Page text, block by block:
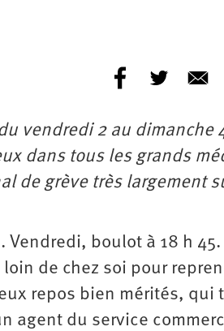
vendredi 2 au dimanche
dans tous les grands
de grève très largement
Vendredi, boulot à 18 h
de chez soi pour
repos bien mérités,
agent du service